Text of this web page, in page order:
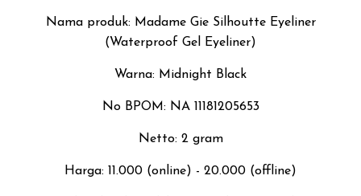
Nama produk: Madame Gie Silhoutte Eyeliner
(Waterproof Gel Eyeliner)
Warna: Midnight Black
No BPOM: NA 11181205653
Netto: 2 gram
Harga: 11.000 (online) - 20.000 (offline)